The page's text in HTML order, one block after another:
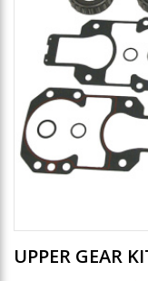
UPPER GEAR